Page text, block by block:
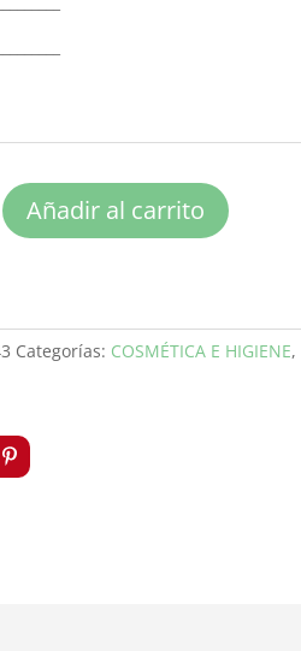
Añadir al carrito
Categorías: COSMÉTICA E HIGIENE,